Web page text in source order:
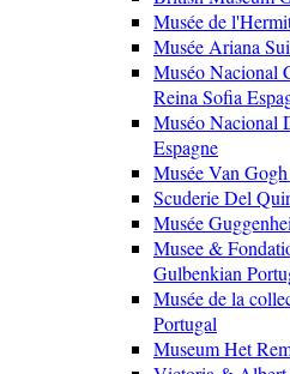
Musée de
Musée Ariana
Muséo Nacional
Reina Sofia
Muséo Nacional
Espagne
Musée Van
Scuderie Del
Musée
Musee &
Gulbenkian
Musée de la
Portugal
Museum Het